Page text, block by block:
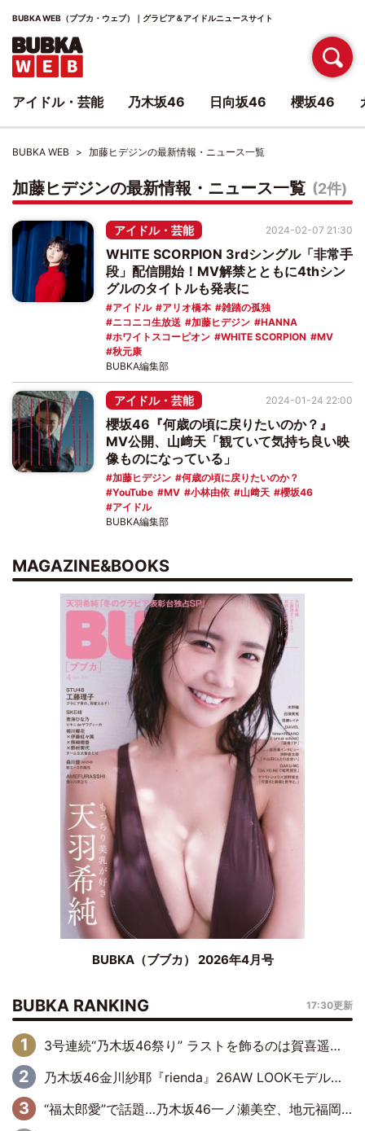
BUBKA WEB（ブブカ・ウェブ）｜グラビア＆アイドルニュースサイト
BUBKA WEB 加藤ヒデジンの最新情報・ニュース一覧
加藤ヒデジンの最新情報・ニュース一覧 (2件)
アイドル・芸能
WHITE SCORPION 3rdシングル「非常手
段」配信開始！MV解禁とともに4thシン
グルのタイトルも発表に
アイドル アリオ橋本
雑踏の孤独
ニコニコ生放送
加藤ヒデジン
HANNA
ホワイトスコーピオン
WHITE SCORPION
MV
秋元康
2024-02-07 21:30
BUBKA編集部
アイドル・芸能
櫻坂46『何歳の頃に戻りたいのか？』
MV公開、山﨑天「観ていて気持ち良い映
像ものになっている」
加藤ヒデジン
何歳の頃に戻りたいのか？
YouTube
MV 小林由依 山﨑天
櫻坂46
アイドル
2024-01-24 22:00
BUBKA編集部
MAGAZINE&BOOKS
BUBKA（ブブカ） 2026年4月号
BUBKA RANKING 17:30更新
3号連続“乃木坂46祭り” ラストを飾るのは賀喜遥香…5年ぶりの登場に「5年分大人になった私を見ていただけたら」
乃木坂46金川紗耶『rienda』26AW LOOKモデルに就任
“福太郎愛”で話題…乃木坂46一ノ瀬美空、地元福岡『めんべい25周年トップサポーター』に就任
アイドル・芸能 乃木坂46 日向坂46 櫻坂46